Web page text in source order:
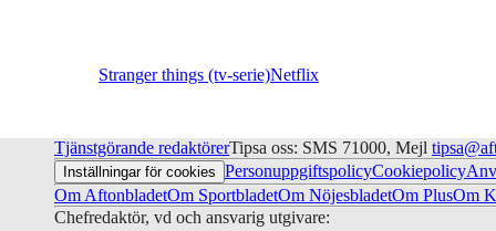
Stranger things (tv-serie)Netflix
Tjänstgörande redaktörerTipsa oss: SMS 71000, Mejl
Inställningar för cookies PersonuppgiftspolicyCookiepolicy
Om AftonbladetOm SportbladetOm NöjesbladetOm PlusOm
Chefredaktör, vd och ansvarig utgivare: